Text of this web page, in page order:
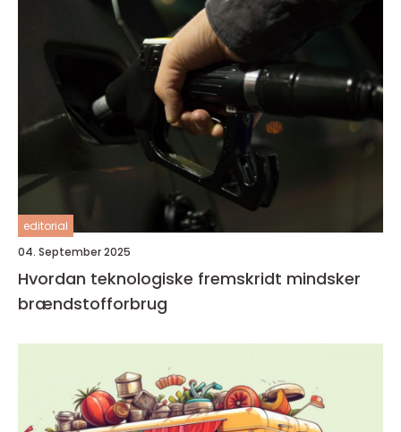
editorial
04. September 2025
Hvordan teknologiske fremskridt mindsker
brændstofforbrug